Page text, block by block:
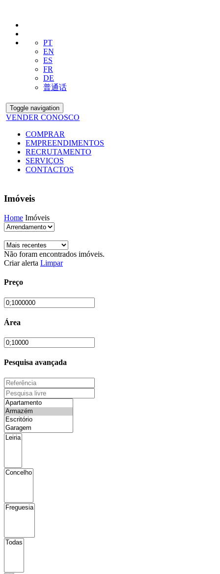
PT
EN
ES
FR
DE
普通话
Toggle navigation
VENDER CONOSCO
COMPRAR
EMPREENDIMENTOS
RECRUTAMENTO
SERVIÇOS
CONTACTOS
Imóveis
Home Imóveis
Não foram encontrados imóveis.
Criar alerta Limpar
Preço
Área
Pesquisa avançada